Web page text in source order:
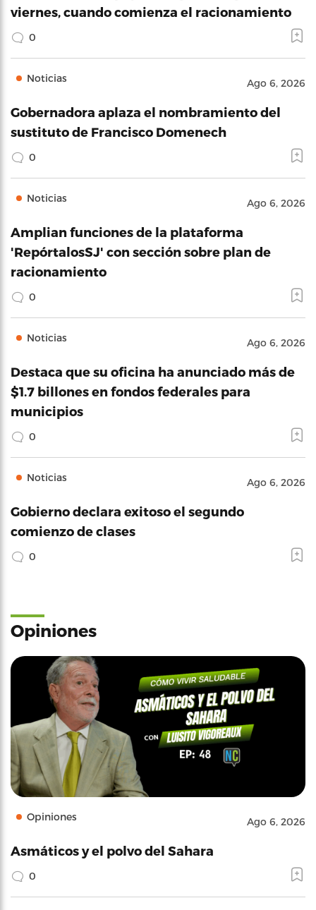
viernes, cuando comienza el racionamiento
0
Noticias Ago 6, 2026
Gobernadora aplaza el nombramiento del
sustituto de Francisco Domenech
0
Noticias Ago 6, 2026
Amplian funciones de la plataforma
'RepórtalosSJ' con sección sobre plan de
racionamiento
0
Noticias Ago 6, 2026
Destaca que su oficina ha anunciado más de
$1.7 billones en fondos federales para
municipios
0
Noticias Ago 6, 2026
Gobierno declara exitoso el segundo
comienzo de clases
0
Opiniones
Opiniones Ago 6, 2026
Asmáticos y el polvo del Sahara
0